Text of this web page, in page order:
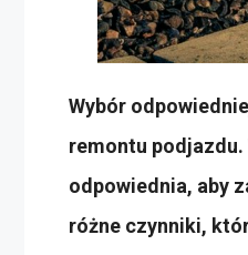
Wybór
remontu
odpowiednia, aby
różne czynniki,